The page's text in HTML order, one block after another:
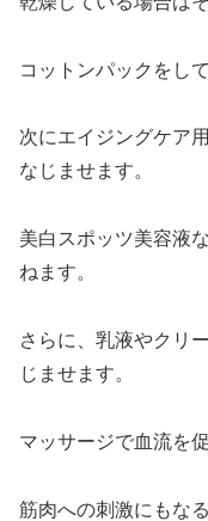
コットンパックをし
次にエイジングケア
なじませます。
美白スポッツ美容液
ねます。
さらに、乳液やクリ
じませます。
マッサージで血流を
筋肉への刺激にもな